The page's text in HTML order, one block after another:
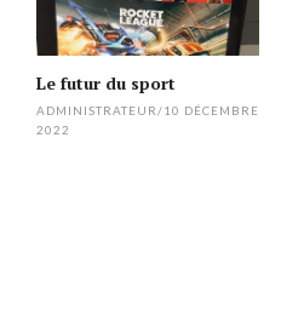
Le futur du sport
ADMINISTRATEUR/10 DÉCEMBRE
2022